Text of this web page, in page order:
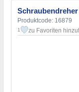
Schraubendreher
Produktcode: 16879
1 zu Favoriten